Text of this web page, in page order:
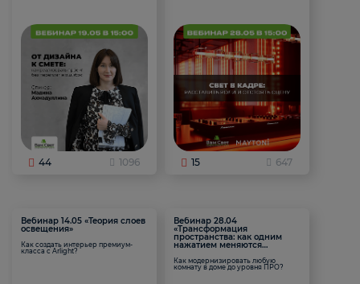
44 1096 15 647
Вебинар 14.05 «Теория слоев
освещения»
Как создать интерьер премиум-
класса с Arlight?
Вебинар 28.04
«Трансформация
пространства: как одним
нажатием меняются
Как модернизировать любую
комнату в доме до уровня ПРО?